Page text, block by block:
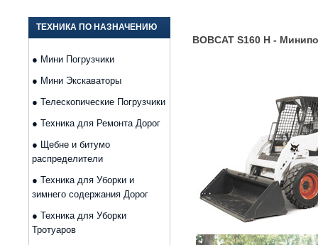
ТЕХНИКА ПО НАЗНАЧЕНИЮ
● Мини Погрузчики
● Мини Экскаваторы
● Телескопические Погрузчики
● Техника для Ремонта Дорог
● Щебне и битумо
распределители
● Техника для Уборки и
зимнего содержания Дорог
● Техника для Уборки
Тротуаров
BOBCAT S160 H -